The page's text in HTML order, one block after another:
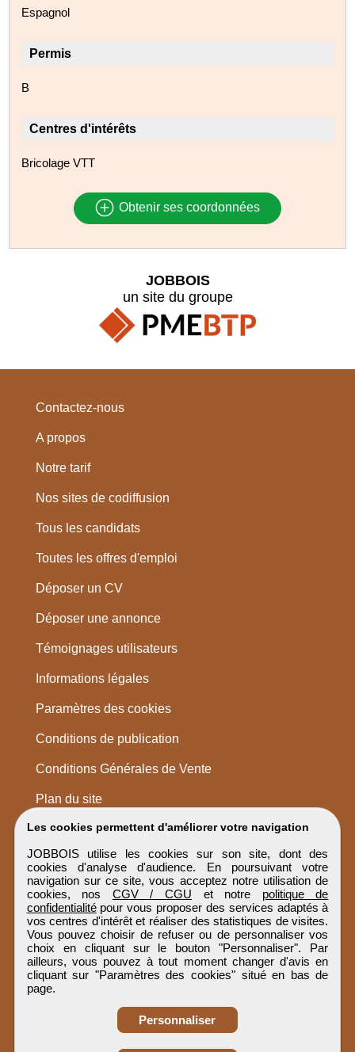
Espagnol
Permis
B
Centres d'intérêts
Bricolage VTT
Obtenir ses coordonnées
Les cookies permettent d'améliorer votre navigation
JOBBOIS utilise les cookies sur son site, dont des
cookies d'analyse d'audience. En poursuivant votre
navigation sur ce site, vous acceptez notre utilisation de
cookies, nos CGV / CGU et notre politique de
confidentialitépour vous proposer des services adaptés à
vos centres d'intérêt et réaliser des statistiques de visites.
Vous pouvez choisir de refuser ou de personnaliser vos
choix en cliquant sur le bouton "Personnaliser". Par
ailleurs, vous pouvez à tout moment changer d'avis en
cliquant sur "Paramètres des cookies" situé en bas de
page.
Personnaliser
JOBBOIS
un site du groupe
Contactez-nous
A propos
Notre tarif
Nos sites de codiffusion
Tous les candidats
Toutes les offres d'emploi
Déposer un CV
Déposer une annonce
Témoignages utilisateurs
Informations légales
Paramètres des cookies
Conditions de publication
Conditions Générales de Vente
Plan du site